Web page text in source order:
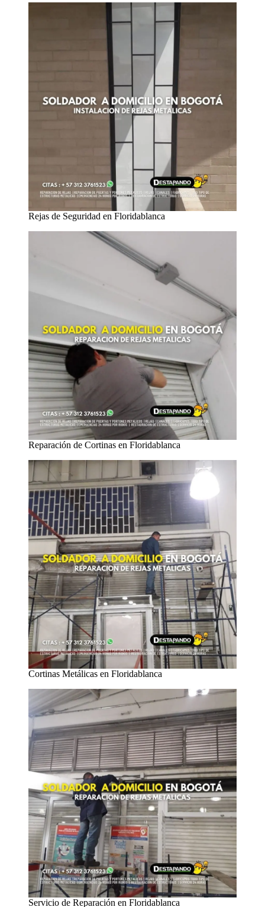
Rejas de Seguridad en Floridablanca
Reparación de Cortinas en Floridablanca
Cortinas Metálicas en Floridablanca
Servicio de Reparación en Floridablanca